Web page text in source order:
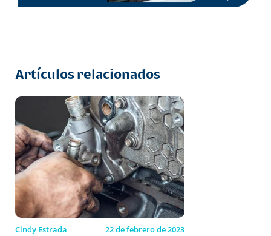
Artículos relacionados
Cindy Estrada 22 de febrero de 2023